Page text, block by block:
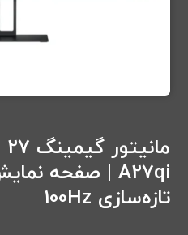
تازه‌سازی 100Hz